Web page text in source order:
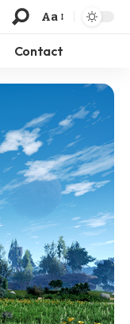
Aa
Contact